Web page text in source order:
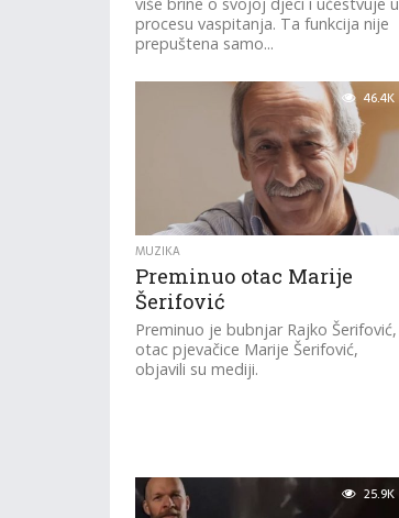
procesu vaspitanja. Ta funkcija nije
prepuštena samo...
46.4K
MUZIKA
Preminuo otac Marije
Šerifović
Preminuo je bubnjar Rajko Šerifović,
otac pjevačice Marije Šerifović,
objavili su mediji.
25.9K